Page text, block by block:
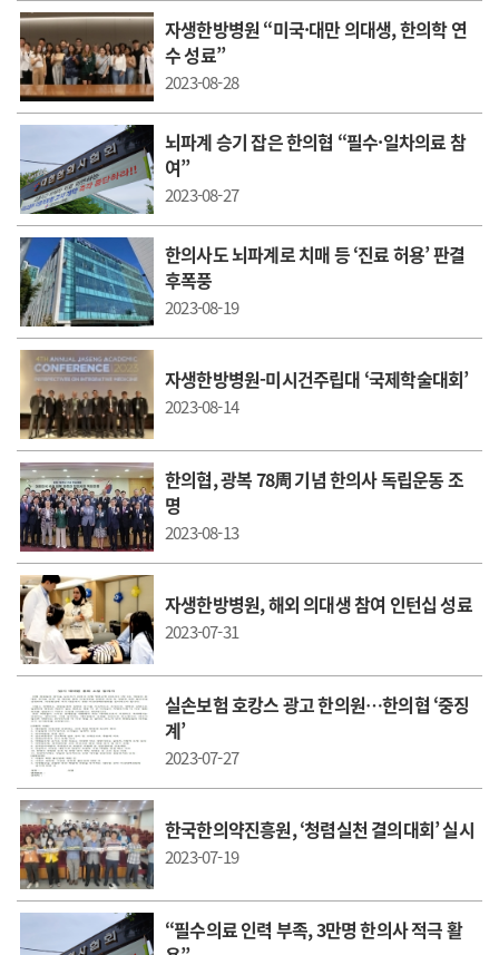
자생한방병원 “미국·대만 의대생, 한의학 연
수 성료”
2023-08-28
뇌파계 승기 잡은 한의협 “필수·일차의료 참
여”
2023-08-27
한의사도 뇌파계로 치매 등 ‘진료 허용’ 판결
후폭풍
2023-08-19
자생한방병원-미시건주립대 ‘국제학술대회’
2023-08-14
한의협, 광복 78周 기념 한의사 독립운동 조
명
2023-08-13
자생한방병원, 해외 의대생 참여 인턴십 성료
2023-07-31
실손보험 호캉스 광고 한의원…한의협 ‘중징
계’
2023-07-27
한국한의약진흥원, ‘청렴실천 결의대회’ 실시
2023-07-19
“필수의료 인력 부족, 3만명 한의사 적극 활